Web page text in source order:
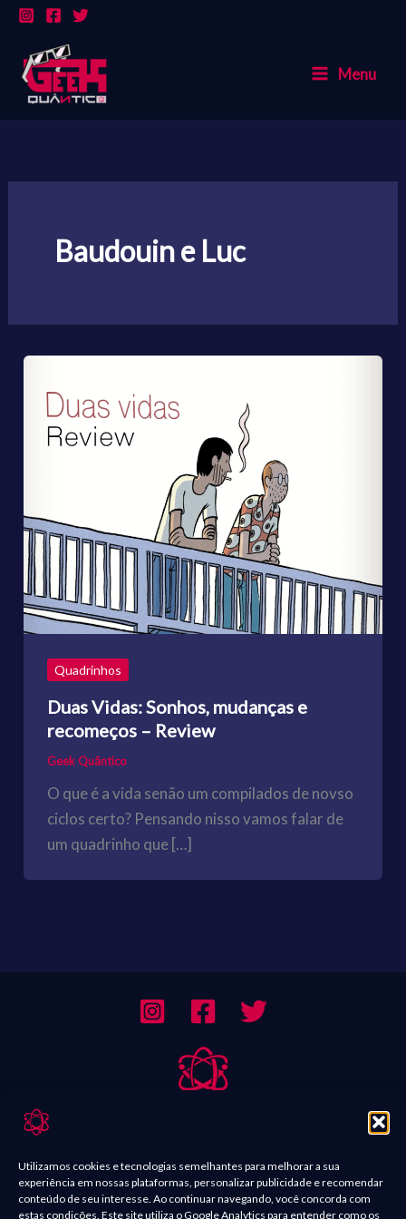
Utilizamos cookies e tecnologias semelhantes para melhorar a sua
experiência em nossas plataformas, personalizar publicidade e recomendar
conteúdo de seu interesse. Ao continuar navegando, você concorda com
estas condições. Este site utiliza o Google Analytics para entender como os
conteúdo
Menu
Baudouin e Luc
Quadrinhos
Duas Vidas: Sonhos, mudanças e
recomeços – Review
Geek Quântico
O que é a vida senão um compilados de novso
ciclos certo? Pensando nisso vamos falar de
um quadrinho que […]
Contato
Política de Comentários